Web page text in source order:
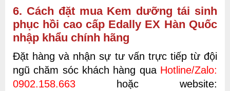
6. Cách đặt mua Kem dưỡng tái sinh
phục hồi cao cấp Edally EX Hàn Quốc
nhập khẩu chính hãng
Đặt hàng và nhận sự tư vấn trực tiếp từ đội
ngũ chăm sóc khách hàng qua Hotline/Zalo:
0902.158.663 hoặc website: